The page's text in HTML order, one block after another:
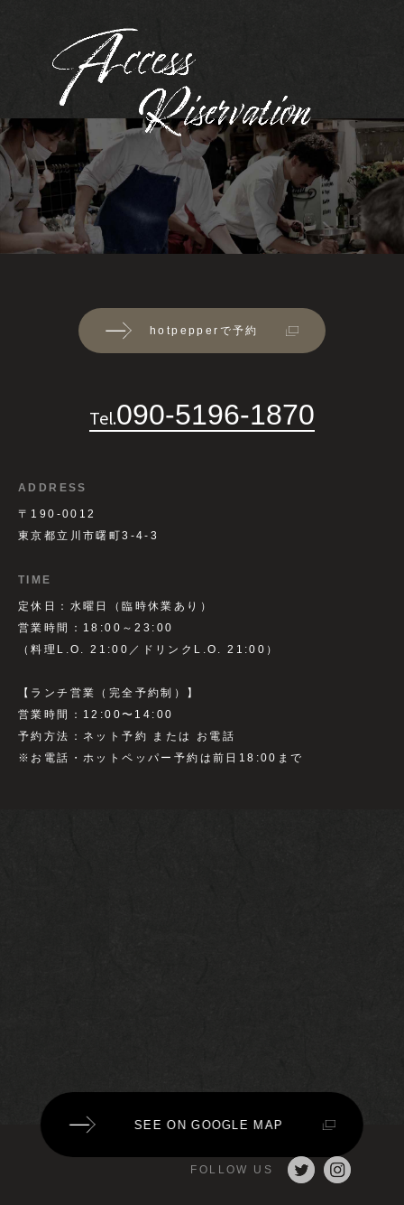
hotpepperで予約
Tel.090-5196-1870
ADDRESS
〒190-0012
東京都立川市曙町3-4-3
TIME
定休日：水曜日（臨時休業あり）
営業時間：18:00～23:00
（料理L.O. 21:00／ドリンクL.O. 21:00）
【ランチ営業（完全予約制）】
営業時間：12:00〜14:00
予約方法：ネット予約 または お電話
※お電話・ホットペッパー予約は前日18:00まで
SEE ON GOOGLE MAP
FOLLOW US